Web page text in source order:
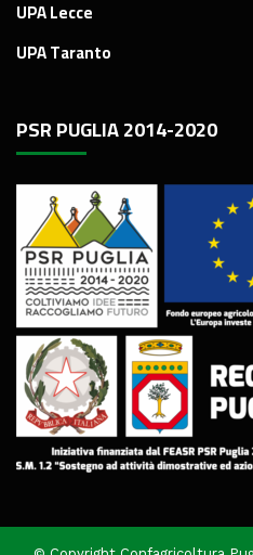
UPA Lecce
UPA Taranto
PSR PUGLIA 2014-2020